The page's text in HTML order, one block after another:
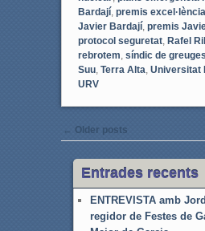
Bardají, premis
Javier Bardají, premis
protocol seguretat, Rafel
rebrotem síndic de greuges
Suu, Terra Alta Universitat
URV
Post navigation
← Older posts
Entrades recents
ENTREVISTA amb
regidor de Festes de